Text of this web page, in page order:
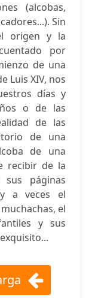
(alcobas,
Sin
origen y la
por
de una
Luis XIV, nos
días y
o de las
de las
de una
de una
recibir de la
sus páginas
a veces el
el
y sus